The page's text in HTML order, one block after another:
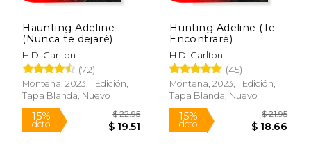
15%
dcto. $ 28.04
50%
dcto.
Haunting Adeline
(Nunca te dejaré)
H.D. Carlton
(72)
Montena, 2023, 1 Edición,
Tapa Blanda, Nuevo
Hunting Adeline (Te
Encontraré)
H.D. Carlton
(45)
Montena, 2023, 1 Edición,
Tapa Blanda, Nuevo